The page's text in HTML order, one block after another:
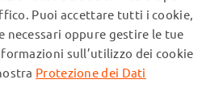
SPEDIZIONE
Puoi accettare tutti i cookie,
necessari oppure gestire le tue
sull’utilizzo dei cookie
Protezione dei Dati